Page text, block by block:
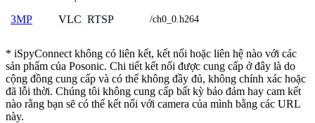
3MP VLC RTSP /ch0_0.h264
* iSpyConnect không có liên kết, kết nối hoặc liên hệ nào với các
sản phẩm của Posonic. Chi tiết kết nối được cung cấp ở đây là do
cộng đồng cung cấp và có thể không đầy đủ, không chính xác hoặc
đã lỗi thời. Chúng tôi không cung cấp bất kỳ bảo đảm hay cam kết
nào rằng bạn sẽ có thể kết nối với camera của mình bằng các URL
này.